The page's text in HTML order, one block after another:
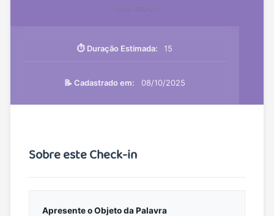
⏱️ Duração Estimada: 15
📝 Cadastrado em: 08/10/2025
Sobre este Check-in
Apresente o Objeto da Palavra